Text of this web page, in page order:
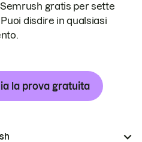
gratis per sette
disdire in qualsiasi
la prova gratuita